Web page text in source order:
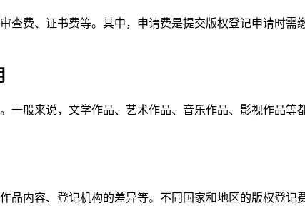
查费、证书费等。其中，申请费是提交版权登记申请时
一般来说，文学作品、艺术作品、音乐作品、影视作品
品内容、登记机构的差异等。不同国家和地区的版权登